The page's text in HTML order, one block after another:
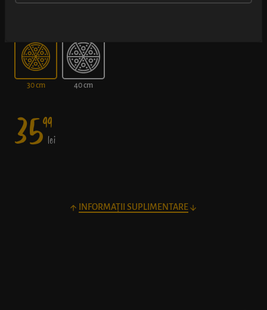
pot varia cu ±2 cm.
30 cm 40 cm
3599
lei
INFORMAȚII SUPLIMENTARE